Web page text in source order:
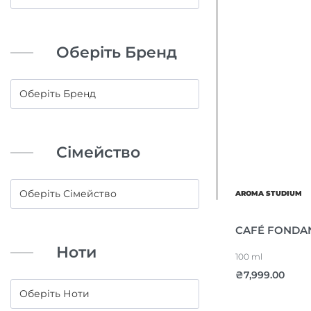
Оберіть Бренд
Сімейство
Ноти
AROMA STUDIUM
CAFÉ
100 ml
₴7,999.00